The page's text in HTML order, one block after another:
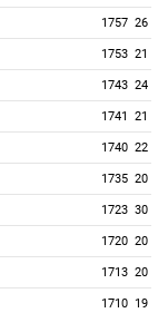
1757 26
1753 21
1743 24
1741 21
1740 22
1735 20
1723 30
1720 20
1713 20
1710 19